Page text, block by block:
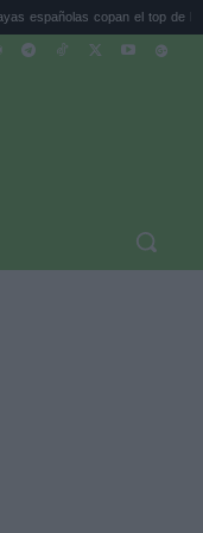
el top de las mejores p...